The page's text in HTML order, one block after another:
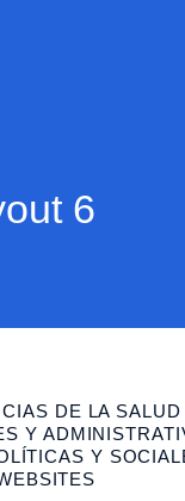
6
DE LA SALUD
Y
Y